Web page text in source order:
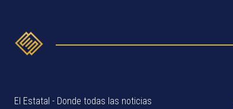
El Estatal - Donde todas las noticias